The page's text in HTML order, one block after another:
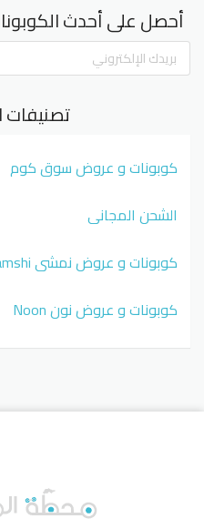
أحصل على أحدث
تصنيفات
كوبونات و عروض سوق كوم
الشحن المجاني
كوبونات و عروض نمشي Namshi
كوبونات و عروض نون Noon